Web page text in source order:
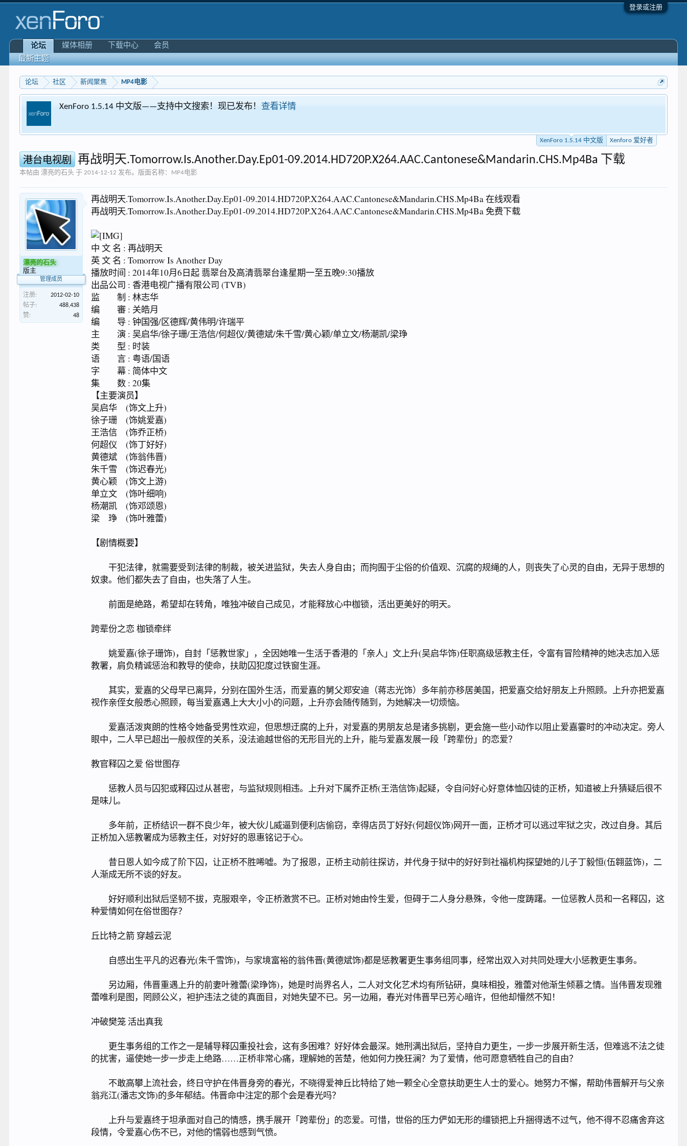
登录或注册
论坛 社区 新闻聚焦 MP4电影
XenForo 1.5.14 中文版——支持中文搜索！现已发布！查看详情
XenForo 1.5.14 中文版 Xenforo 爱好者
港台电视剧 再战明天.Tomorrow.Is.Another.Day.Ep01-09.2014.HD720P.X264.AAC.Cantonese&Mandarin.CHS.Mp4Ba 下载
本帖由漂亮的石头 于2014-12-12 发布。版面名称： MP4电影
漂亮的石头
版主
管理成员
注册:
2012-02-10
帖子:
488,438
赞:
48
再战明天.Tomorrow.Is.Another.Day.Ep01-09.2014.HD720P.X264.AAC.Cantonese&Mandarin.CHS.Mp4Ba 在线观看
再战明天.Tomorrow.Is.Another.Day.Ep01-09.2014.HD720P.X264.AAC.Cantonese&Mandarin.CHS.Mp4Ba 免费下载
中 文 名 : 再战明天
英 文 名 : Tomorrow Is Another Day
播放时间 : 2014年10月6日起 翡翠台及高清翡翠台逢星期一至五晚9:30播放
出品公司 : 香港电视广播有限公司 (TVB)
监 制 : 林志华
编 審 : 关皓月
编 导 : 钟国强/区德辉/黄伟明/许瑞平
主 演 : 吴启华/徐子珊/王浩信/何超仪/黄德斌/朱千雪/黄心颖/单立文/杨潮凯/梁琤
类 型 : 时装
语 言 : 粤语/国语
字 幕 : 简体中文
集 数 : 20集
【主要演员】
吴启华 (饰文上升)
徐子珊 (饰姚爱嘉)
王浩信 (饰乔正桥)
何超仪 (饰丁好好)
黄德斌 (饰翁伟晋)
朱千雪 (饰迟春光)
黄心颖 (饰文上游)
单立文 (饰叶细响)
杨潮凯 (饰邓颂恩)
梁 琤 (饰叶雅蕾)
【剧情概要】
干犯法律，就需要受到法律的制裁，被关进监狱，失去人身自由；而拘囿于尘俗的价值观、沉腐的规绳的人，则丧失了心灵的自由，无异于思想的
奴隶。他们都失去了自由，也失落了人生。
前面是絶路，希望却在转角，唯独冲破自己成见，才能释放心中枷锁，活出更美好的明天。
跨辈份之恋 枷锁牵绊
姚爱嘉(徐子珊饰)，自封「惩教世家」，全因她唯一生活于香港的「亲人」文上升(吴启华饰)任职高级惩教主任，令富有冒险精神的她决志加入惩
教署，肩负精诚惩治和教导的使命，扶助囚犯度过铁窗生涯。
其实，爱嘉的父母早已离异，分别在国外生活，而爱嘉的舅父郑安迪（蒋志光饰）多年前亦移居美国，把爱嘉交给好朋友上升照顾。上升亦把爱嘉
视作亲侄女般悉心照顾，每当爱嘉遇上大大小小的问题，上升亦会随传随到，为她解决一切烦恼。
爱嘉活泼爽朗的性格令她备受男性欢迎，但思想迂腐的上升，对爱嘉的男朋友总是诸多挑剔，更会施一些小动作以阻止爱嘉霎时的冲动决定。旁人
眼中，二人早已超出一般叔侄的关系，没法逾越世俗的无形目光的上升，能与爱嘉发展一段「跨辈份」的恋爱？
教官释囚之爱 俗世图存
惩教人员与囚犯或释囚过从甚密，与监狱规则相违。上升对下属乔正桥(王浩信饰)起疑，令自问好心好意体恤囚徒的正桥，知道被上升猜疑后很不
是味儿。
多年前，正桥结识一群不良少年，被大伙儿威逼到便利店偷窃，幸得店员丁好好(何超仪饰)网开一面，正桥才可以逃过牢狱之灾，改过自身。其后
正桥加入惩教署成为惩教主任，对好好的恩惠铭记于心。
昔日恩人如今成了阶下囚，让正桥不胜唏嘘。为了报恩，正桥主动前往探访，并代身于狱中的好好到社福机构探望她的儿子丁毅恒(伍翱蓝饰)，二
人渐成无所不谈的好友。
好好顺利出狱后坚韧不拔，克服艰辛，令正桥激赏不已。正桥对她由怜生爱，但碍于二人身分悬殊，令他一度踌躇。一位惩教人员和一名释囚，这
种爱情如何在俗世图存？
丘比特之箭 穿越云泥
自感出生平凡的迟春光(朱千雪饰)，与家境富裕的翁伟晋(黄德斌饰)都是惩教署更生事务组同事，经常出双入对共同处理大小惩教更生事务。
另边厢，伟晋重遇上升的前妻叶雅蕾(梁琤饰)，她是时尚界名人，二人对文化艺术均有所钻研，臭味相投，雅蕾对他渐生倾慕之情。当伟晋发现雅
蕾唯利是图，罔顾公义，袒护违法之徒的真面目，对她失望不已。另一边厢，春光对伟晋早已芳心暗许，但他却懵然不知！
冲破樊笼 活出真我
更生事务组的工作之一是辅导释囚重投社会，这有多困难？好好体会最深。她刑满出狱后，坚持自力更生，一步一步展开新生活，但难逃不法之徒
的扰害，逼使她一步一步走上绝路……正桥非常心痛，理解她的苦楚，他如何力挽狂澜？为了爱情，他可愿意牺牲自己的自由？
不敢高攀上流社会，终日守护在伟晋身旁的春光，不晓得爱神丘比特给了她一颗全心全意扶助更生人士的爱心。她努力不懈，帮助伟晋解开与父亲
翁兆江(潘志文饰)的多年郁结。伟晋命中注定的那个会是春光吗？
上升与爱嘉终于坦承面对自己的情感，携手展开「跨辈份」的恋爱。可惜，世俗的压力俨如无形的缰锁把上升捆得透不过气，他不得不忍痛舍弃这
段情，令爱嘉心伤不已，对他的懦弱也感到气愤。
论坛
最新主题
媒体相册 下载中心 会员